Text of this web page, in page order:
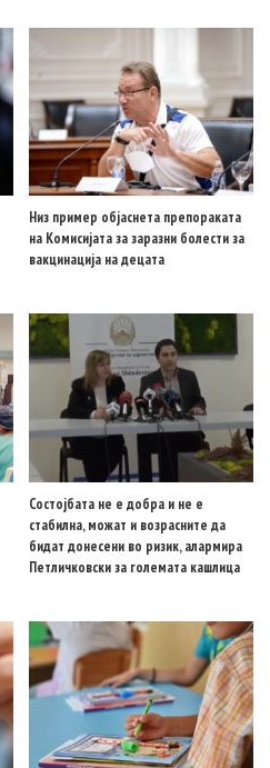
Низ пример објаснета препораката
на Комисијата за заразни болести за
вакцинација на децата
Состојбата не е добра и не е
стабилна, можат и возрасните да
бидат донесени во ризик, алармира
Петличковски за големата кашлица